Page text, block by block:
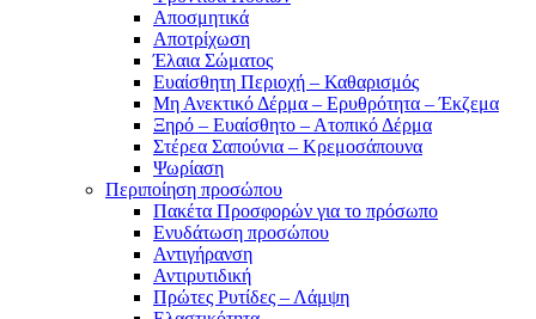
Αποσμητικά
Αποτρίχωση
Έλαια Σώματος
Ευαίσθητη Περιοχή – Καθαρισμός
Μη Ανεκτικό Δέρμα – Ερυθρότητα – Έκζεμα
Ξηρό – Ευαίσθητο – Ατοπικό Δέρμα
Στέρεα Σαπούνια – Κρεμοσάπουνα
Ψωρίαση
Περιποίηση προσώπου
Πακέτα Προσφορών για το πρόσωπο
Ενυδάτωση προσώπου
Αντιγήρανση
Αντιρυτιδική
Πρώτες Ρυτίδες – Λάμψη